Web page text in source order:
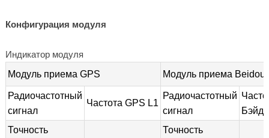
Конфигурация модуля
Индикатор модуля
Модуль приема GPS
Модуль приема Beidou
Радиочастотный
сигнал
Частота GPS L1
Радиочастотный
сигнал
Точность
Точность